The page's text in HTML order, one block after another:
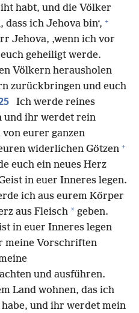
habt, und die Völker
ich Jehova bin‘, +
Jehova, ‚wenn ich vor
geheiligt werde.
Völkern herausholen
zurückbringen und euch
Ich werde reines
und ihr werdet rein
eurer ganzen
widerlichen Götzen +
euch ein neues Herz
in euer Inneres legen.
ich aus eurem Körper
aus Fleisch * geben.
in euer Inneres legen
meine Vorschriften
und ausführen.
Land wohnen, das ich
und ihr werdet mein